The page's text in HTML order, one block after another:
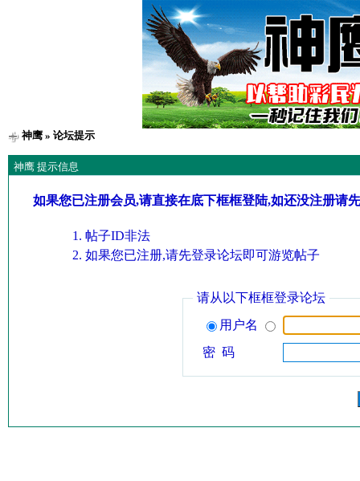
神鹰» 论坛提示
神鹰 提示信息
如果您已注册会员,请直接在底下框框登陆,如还没注册请
帖子ID非法
如果您已注册,请先登录论坛即可游览帖子
请从以下框框登录论坛
用户名
密 码